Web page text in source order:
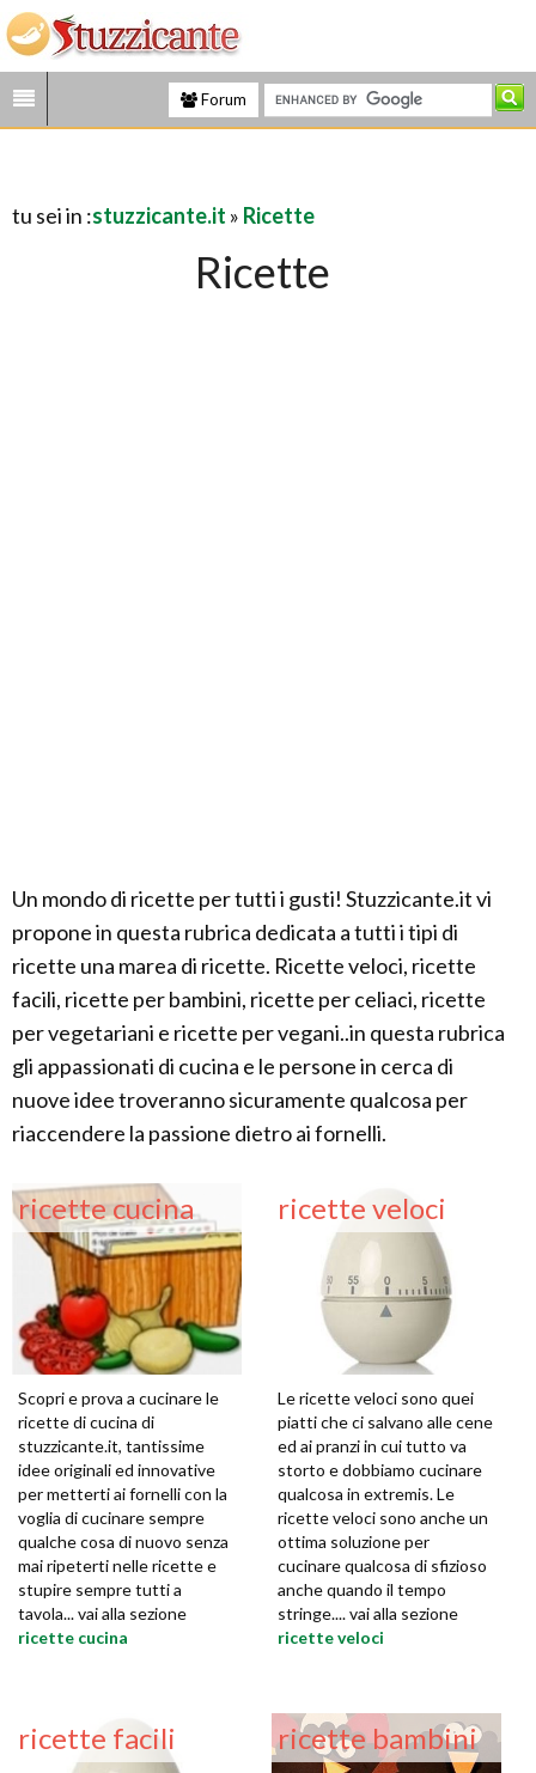
Forum
tu sei in :stuzzicante.it » Ricette
Ricette
Un mondo di ricette per tutti i gusti! Stuzzicante.it vi
propone in questa rubrica dedicata a tutti i tipi di
ricette una marea di ricette. Ricette veloci, ricette
facili, ricette per bambini, ricette per celiaci, ricette
per vegetariani e ricette per vegani..in questa rubrica
gli appassionati di cucina e le persone in cerca di
nuove idee troveranno sicuramente qualcosa per
riaccendere la passione dietro ai fornelli.
ricette cucina
Scopri e prova a cucinare le
ricette di cucina di
stuzzicante.it, tantissime
idee originali ed innovative
per metterti ai fornelli con la
voglia di cucinare sempre
qualche cosa di nuovo senza
mai ripeterti nelle ricette e
stupire sempre tutti a
tavola... vai alla sezione
ricette cucina
ricette veloci
Le ricette veloci sono quei
piatti che ci salvano alle cene
ed ai pranzi in cui tutto va
storto e dobbiamo cucinare
qualcosa in extremis. Le
ricette veloci sono anche un
ottima soluzione per
cucinare qualcosa di sfizioso
anche quando il tempo
stringe.... vai alla sezione
ricette veloci
ricette facili ricette bambini